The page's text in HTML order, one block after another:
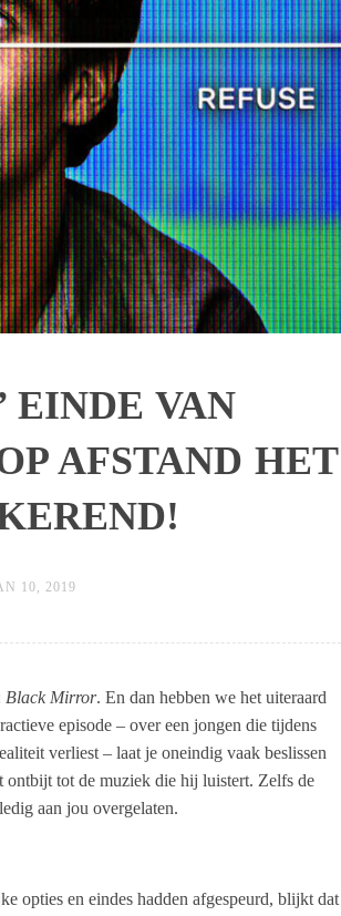
EINDE VAN
AFSTAND HET
10, 2019
Black Mirror. En dan hebben we het uiteraard
episode – over een jongen die tijdens
verliest – laat je oneindig vaak beslissen
ontbijt tot de muziek die hij luistert. Zelfs de
aan jou overgelaten.
opties en eindes hadden afgespeurd, blijkt dat